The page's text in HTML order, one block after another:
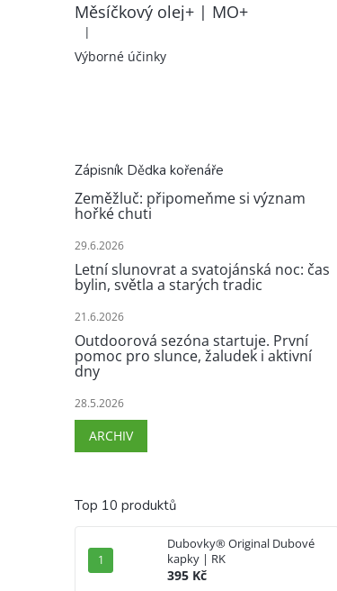
Měsíčkový olej+ | MO+
Hodnocení produktu je 5 z 5 hvězdiček.
|
Výborné účinky
Zápisník Dědka kořenáře
Zeměžluč: připomeňme si význam
hořké chuti
29.6.2026
Letní slunovrat a svatojánská noc: čas
bylin, světla a starých tradic
21.6.2026
Outdoorová sezóna startuje. První
pomoc pro slunce, žaludek i aktivní
dny
28.5.2026
ARCHIV
Top 10 produktů
Dubovky® Original Dubové
kapky | RK
395 Kč